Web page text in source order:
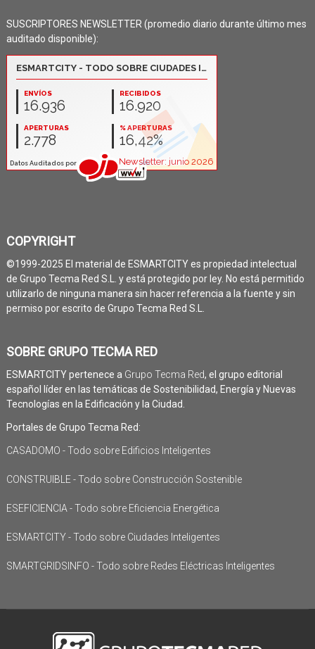
SUSCRIPTORES NEWSLETTER (promedio diario durante último mes
auditado disponible):
COPYRIGHT
©1999-2025 El material de ESMARTCITY es propiedad intelectual
de Grupo Tecma Red S.L. y está protegido por ley. No está permitido
utilizarlo de ninguna manera sin hacer referencia a la fuente y sin
permiso por escrito de Grupo Tecma Red S.L.
SOBRE GRUPO TECMA RED
ESMARTCITY pertenece a Grupo Tecma Red, el grupo editorial
español líder en las temáticas de Sostenibilidad, Energía y Nuevas
Tecnologías en la Edificación y la Ciudad.
Portales de Grupo Tecma Red:
CASADOMO - Todo sobre Edificios Inteligentes
CONSTRUIBLE - Todo sobre Construcción Sostenible
ESEFICIENCIA - Todo sobre Eficiencia Energética
ESMARTCITY - Todo sobre Ciudades Inteligentes
SMARTGRIDSINFO - Todo sobre Redes Eléctricas Inteligentes